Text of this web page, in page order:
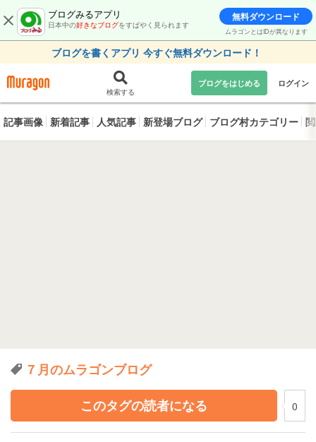
ブログみるアプリ
日本中の好きなブログをすばやく見られます
無料ダウンロード
ムラゴンとはIDが異なります
ブログを書くアプリ 今すぐ無料ダウンロード！
検索する
ブログをはじめる ログイン
記事画像 新着記事 人気記事 新登場ブログ ブログ村カテゴリー
７月のムラゴンブログ
このタグの読者になる
0